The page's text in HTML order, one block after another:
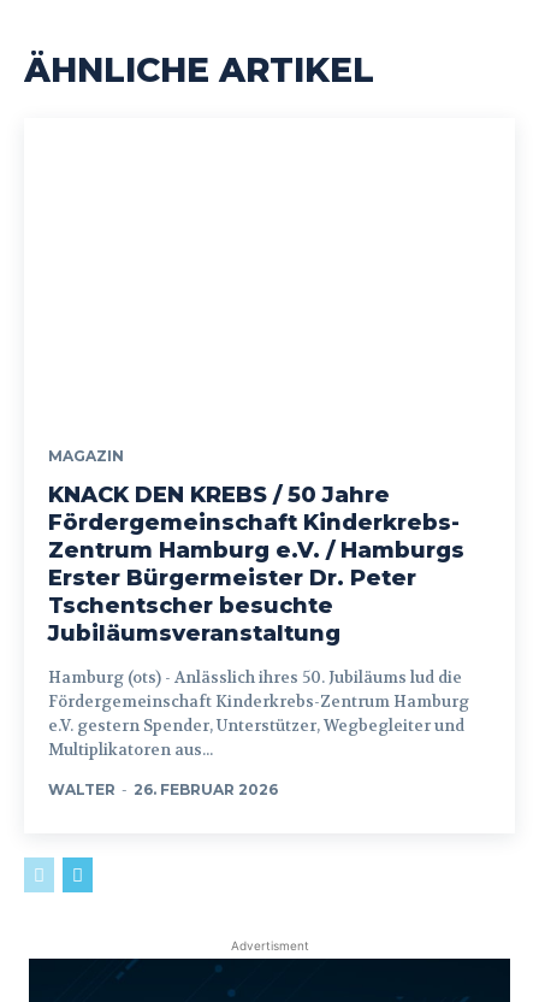
ÄHNLICHE ARTIKEL
MAGAZIN
KNACK DEN KREBS / 50 Jahre
Fördergemeinschaft Kinderkrebs-
Zentrum Hamburg e.V. / Hamburgs
Erster Bürgermeister Dr. Peter
Tschentscher besuchte
Jubiläumsveranstaltung
Hamburg (ots) - Anlässlich ihres 50. Jubiläums lud die
Fördergemeinschaft Kinderkrebs-Zentrum Hamburg
e.V. gestern Spender, Unterstützer, Wegbegleiter und
Multiplikatoren aus...
WALTER - 26. FEBRUAR 2026
Advertisment